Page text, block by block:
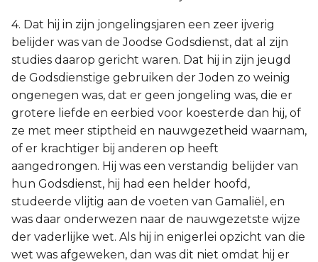
4. Dat hij in zijn jongelingsjaren een zeer ijverig
belijder was van de Joodse Godsdienst, dat al zijn
studies daarop gericht waren. Dat hij in zijn jeugd
de Godsdienstige gebruiken der Joden zo weinig
ongenegen was, dat er geen jongeling was, die er
grotere liefde en eerbied voor koesterde dan hij, of
ze met meer stiptheid en nauwgezetheid waarnam,
of er krachtiger bij anderen op heeft
aangedrongen. Hij was een verstandig belijder van
hun Godsdienst, hij had een helder hoofd,
studeerde vlijtig aan de voeten van Gamaliël, en
was daar onderwezen naar de nauwgezetste wijze
der vaderlijke wet. Als hij in enigerlei opzicht van die
wet was afgeweken, dan was dit niet omdat hij er